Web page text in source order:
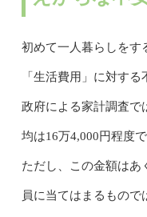
初めて一人暮らしをす
「生活費用」に対する
政府による家計調査で
均は16万4,000円程度
ただし、この金額はあ
員に当てはまるもので